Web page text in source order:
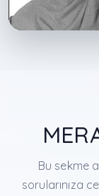
Bu sekme
sorularınıza